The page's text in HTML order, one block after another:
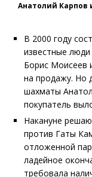
Анатолий Карпов
В 2000 году
известные
Борис Моисеев
на продажу. Но
шахматы
покупатель
Накануне
против Гаты
отложенной
ладейное
требовала